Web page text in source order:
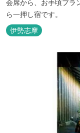
会席から、お手頃プラ
ら一押し宿です。
伊勢志摩